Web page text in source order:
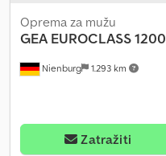
Nienburg 1.293 km
Oprema za mužu
GEA EUROCLASS 1200
Zatražiti